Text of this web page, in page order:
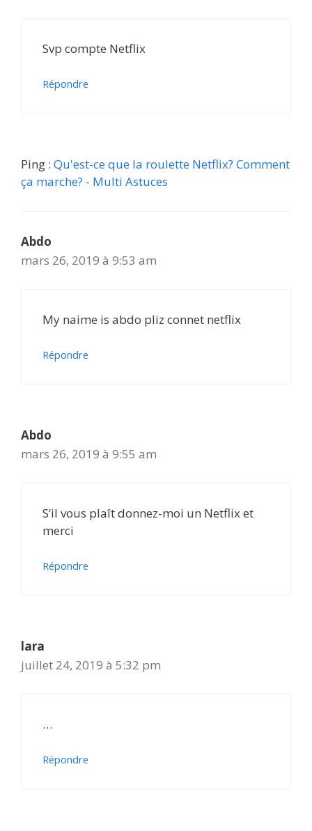
Svp compte Netflix
Répondre
Ping : Qu'est-ce que la roulette Netflix? Comment
ça marche? - Multi Astuces
Abdo
mars 26, 2019 à 9:53 am
My naime is abdo pliz connet netflix
Répondre
Abdo
mars 26, 2019 à 9:55 am
S’il vous plaît donnez-moi un Netflix et
merci
Répondre
lara
juillet 24, 2019 à 5:32 pm
…
Répondre